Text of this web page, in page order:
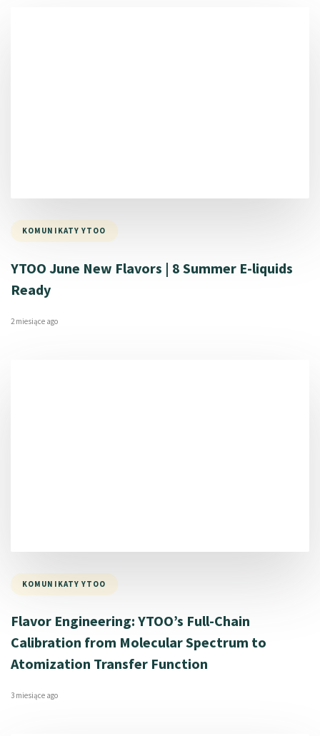
KOMUNIKATY YTOO
YTOO June New Flavors | 8 Summer E-liquids
Ready
2 miesiące ago
KOMUNIKATY YTOO
Flavor Engineering: YTOO’s Full-Chain
Calibration from Molecular Spectrum to
Atomization Transfer Function
3 miesiące ago